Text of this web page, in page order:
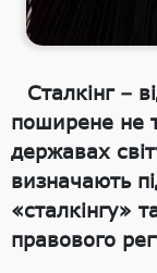
Сталкінг –
поширене не
державах
визначають
«сталкінгу»
правового